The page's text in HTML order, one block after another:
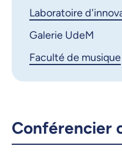
Laboratoire
Galerie UdeM
Faculté de musique
Conférencier